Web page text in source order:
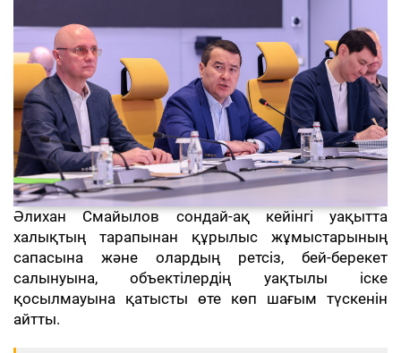
Әлихан Смайылов сондай-ақ кейінгі уақытта
халықтың тарапынан құрылыс жұмыстарының
сапасына және олардың ретсіз, бей-берекет
салынуына, объектілердің уақтылы іске
қосылмауына қатысты өте көп шағым түскенін
айтты.